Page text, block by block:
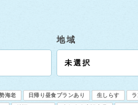
海老 日帰り昼食プランあり 生しらす
地域